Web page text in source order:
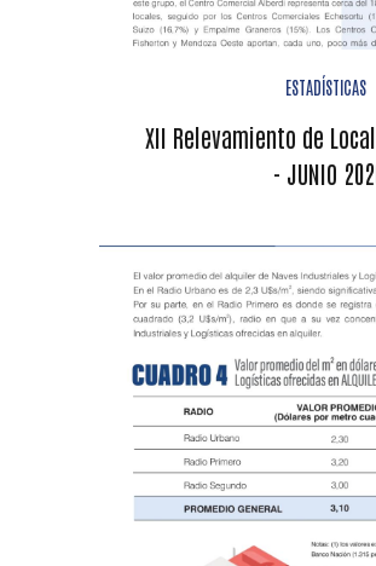
ESTADÍSTICAS
XII Relevamiento de
- JUNIO